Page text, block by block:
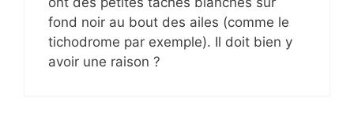
fond noir au bout des ailes (comme le
tichodrome par exemple). Il doit bien y
avoir une raison ?